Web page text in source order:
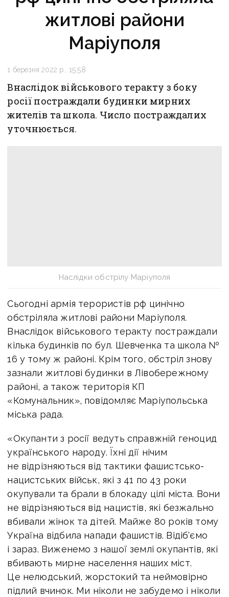
житлові райони
Маріуполя
1 березня 2022 р., 15:58
Внаслідок військового теракту з боку
росії постраждали будинки мирних
жителів та школа. Число постраждалих
уточнюється.
Наслідки обстрілу Маріуполя
Сьогодні армія терористів рф цинічно
обстріляла житлові райони Маріуполя.
Внаслідок військового теракту постраждали
кілька будинків по бул. Шевченка та школа №
16 у тому ж районі. Крім того, обстріл знову
зазнали житлові будинки в Лівобережному
районі, а також територія КП
«Комунальник», повідомляє Маріупольська
міська рада.
«Окупанти з росії ведуть справжній геноцид
українського народу. Їхні дії нічим
не відрізняються від тактики фашистсько-
нацистських військ, які з 41 по 43 роки
окупували та брали в блокаду цілі міста. Вони
не відрізняються від нацистів, які безжально
вбивали жінок та дітей. Майже 80 років тому
Україна відбила напади фашистів. Відіб'ємо
і зараз. Виженемо з нашої землі окупантів, які
вбивають мирне населення наших міст.
Це нелюдський, жорстокий та неймовірно
підлий вчинок. Ми ніколи не забудемо і ніколи